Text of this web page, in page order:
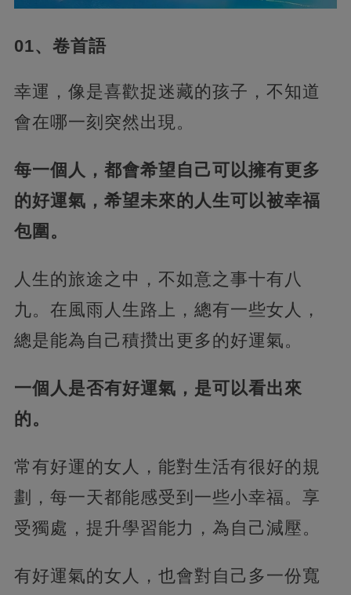
01、卷首語
幸運，像是喜歡捉迷藏的孩子，不知道
會在哪一刻突然出現。
每一個人，都會希望自己可以擁有更多
的好運氣，希望未來的人生可以被幸福
包圍。
人生的旅途之中，不如意之事十有八
九。在風雨人生路上，總有一些女人，
總是能為自己積攢出更多的好運氣。
一個人是否有好運氣，是可以看出來
的。
常有好運的女人，能對生活有很好的規
劃，每一天都能感受到一些小幸福。享
受獨處，提升學習能力，為自己減壓。
有好運氣的女人，也會對自己多一份寬